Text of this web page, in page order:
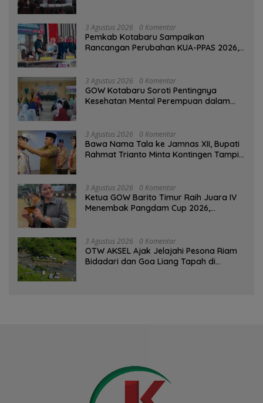
3 Agustus 2026 0 Komentar
Pemkab Kotabaru Sampaikan
Rancangan Perubahan KUA-PPAS 2026,
3 Agustus 2026 0 Komentar
GOW Kotabaru Soroti Pentingnya
Kesehatan Mental Perempuan dalam
3 Agustus 2026 0 Komentar
Bawa Nama Tala ke Jamnas XII, Bupati
Rahmat Trianto Minta Kontingen Tampil
3 Agustus 2026 0 Komentar
Ketua GOW Barito Timur Raih Juara IV
Menembak Pangdam Cup 2026,
3 Agustus 2026 0 Komentar
OTW AKSEL Ajak Jelajahi Pesona Riam
Bidadari dan Goa Liang Tapah di